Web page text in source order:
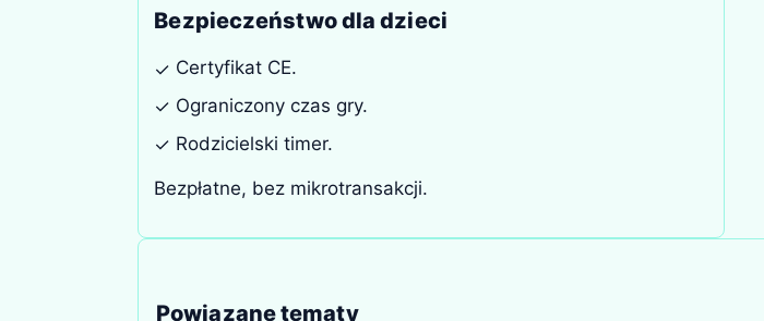
Bezpieczeństwo dla dzieci
✓ Certyfikat CE.
✓ Ograniczony czas gry.
✓ Rodzicielski timer.
Bezpłatne, bez mikrotransakcji.
Powiązane tematy